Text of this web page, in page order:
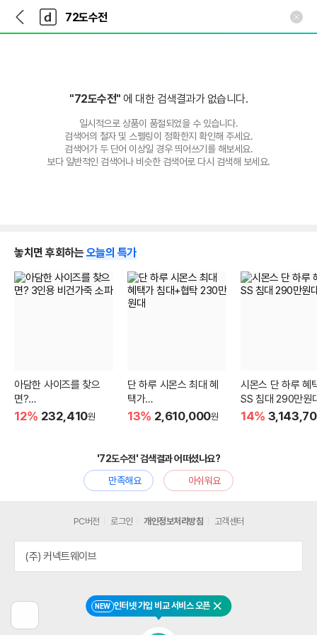
다
나
와
가
다
와
"72도수전" 에 대한 검색결과가 없습니다.
일시적으로 상품이 품절되었을 수 있습니다.
검색어의 철자 및 스펠링이 정확한지 확인해 주세요.
검색어가 두 단어 이상일 경우 띄어쓰기를 해보세요.
보다 일반적인 검색어나 비슷한 검색어로 다시 검색해 보세요.
놓치면 후회하는 오늘의 특가
아담한 사이즈를 찾으
면?
3인용 비건가죽 소파
12% 232,410원
단 하루 시몬스 최대 혜
택가
침대+협탁 230만원대
13% 2,610,000원
시몬스 단 하루 혜
SS 침대 290만원
14%
'72도수전' 검색결과 어떠셨나요?
만족해요
아쉬워요
전
NEW 인터넷 가입 비교 서비스 오픈 닫기
PC버전 로그인 개인정보처리방침 고객센터
(주) 커넥트웨이브